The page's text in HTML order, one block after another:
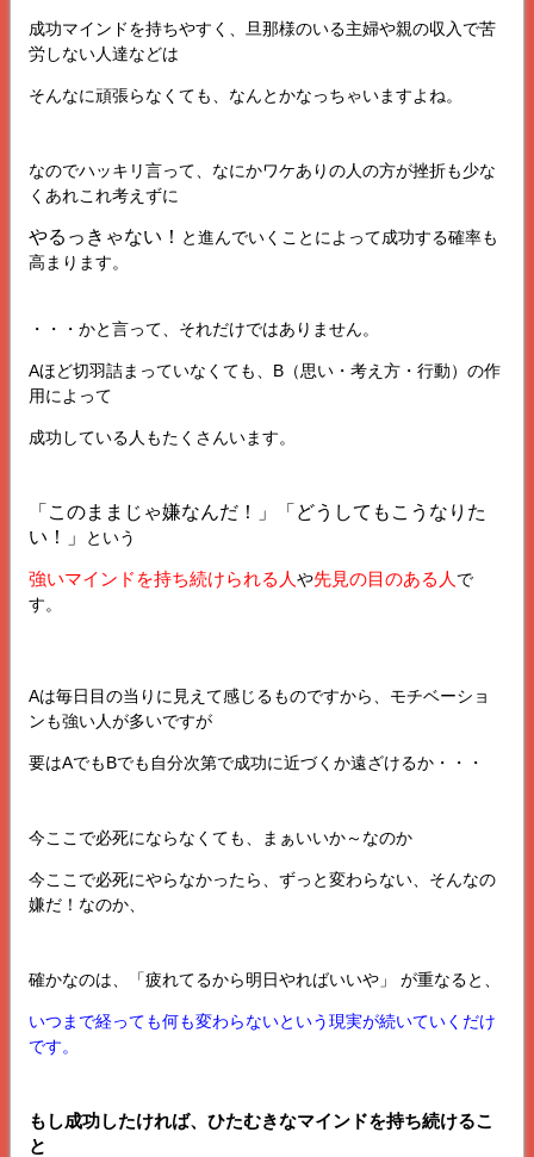
成功マインドを持ちやすく、旦那様のいる主婦や親の収入で苦
労しない人達などは
そんなに頑張らなくても、なんとかなっちゃいますよね。
なのでハッキリ言って、なにかワケありの人の方が挫折も少な
くあれこれ考えずに
やるっきゃない！ と進んでいくことによって成功する確率も
高まります。
・・・かと言って、それだけではありません。
Aほど切羽詰まっていなくても、B（思い・考え方・行動）の作
用によって
成功している人もたくさんいます。
「このままじゃ嫌なんだ！」「どうしてもこうなりた
い！」
という
強いマインドを持ち続けられる人や先見の目のある人 で
す。
Aは毎日目の当りに見えて感じるものですから、モチベーショ
ンも強い人が多いですが
要はAでもBでも自分次第で成功に近づくか遠ざけるか・・・
今ここで必死にならなくても、まぁいいか～なのか
今ここで必死にやらなかったら、ずっと変わらない、そんなの
嫌だ！なのか、
確かなのは、「疲れてるから明日やればいいや」 が重なると、
いつまで経っても何も変わらないという現実が続いていくだけ
です。
もし成功したければ、ひたむきなマインドを持ち続けるこ
と